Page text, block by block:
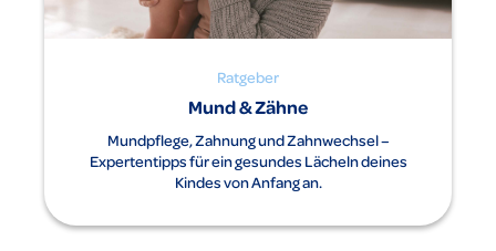
Ratgeber
Mund & Zähne
Mundpflege, Zahnung und Zahnwechsel –
Expertentipps für ein gesundes Lächeln deines
Kindes von Anfang an.